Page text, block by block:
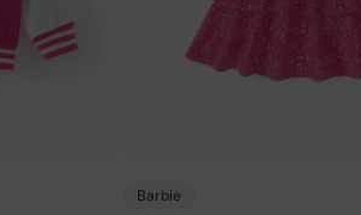
Barbie